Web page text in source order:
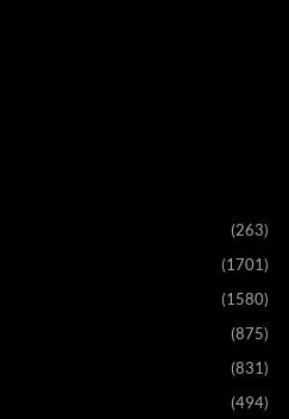
(263)
(1701)
(1580)
(875)
(831)
(494)